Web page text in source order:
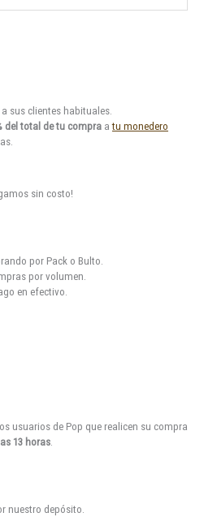
sus clientes habituales.
del total de tu compra atu monedero
sin costo!
por Pack o Bulto.
por volumen.
en efectivo.
usuarios de Pop que realicen su compra
13 horas
nuestro depósito.